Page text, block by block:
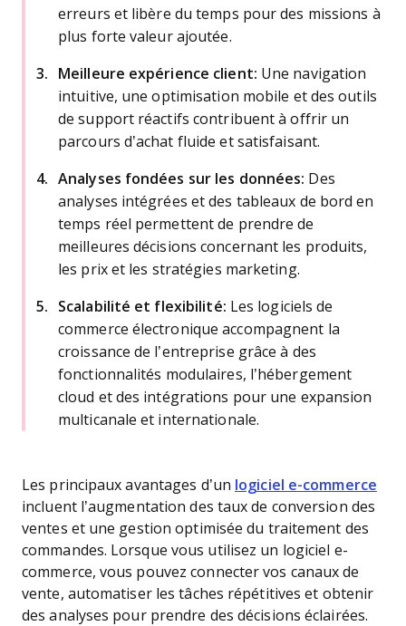
erreurs et libère du temps pour des missions à
plus forte valeur ajoutée.
Meilleure expérience client: Une navigation
intuitive, une optimisation mobile et des outils
de support réactifs contribuent à offrir un
parcours d’achat fluide et satisfaisant.
Analyses fondées sur les données: Des
analyses intégrées et des tableaux de bord en
temps réel permettent de prendre de
meilleures décisions concernant les produits,
les prix et les stratégies marketing.
Scalabilité et flexibilité: Les logiciels de
commerce électronique accompagnent la
croissance de l’entreprise grâce à des
fonctionnalités modulaires, l’hébergement
cloud et des intégrations pour une expansion
multicanale et internationale.
Les principaux avantages d’un logiciel e-commerce
incluent l’augmentation des taux de conversion des
ventes et une gestion optimisée du traitement des
commandes. Lorsque vous utilisez un logiciel e-
commerce, vous pouvez connecter vos canaux de
vente, automatiser les tâches répétitives et obtenir
des analyses pour prendre des décisions éclairées.